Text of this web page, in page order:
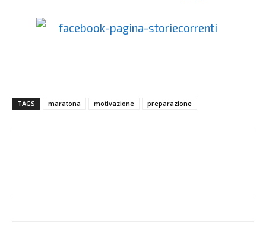
TAGS maratona motivazione preparazione